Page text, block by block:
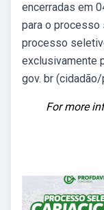
encerradas em
para o processo
processo
exclusivamente
gov. br
For more